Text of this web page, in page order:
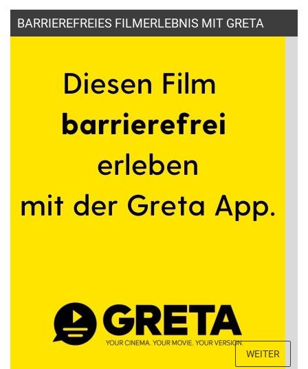
BARRIEREFREIES FILMERLEBNIS MIT GRETA
WEITER